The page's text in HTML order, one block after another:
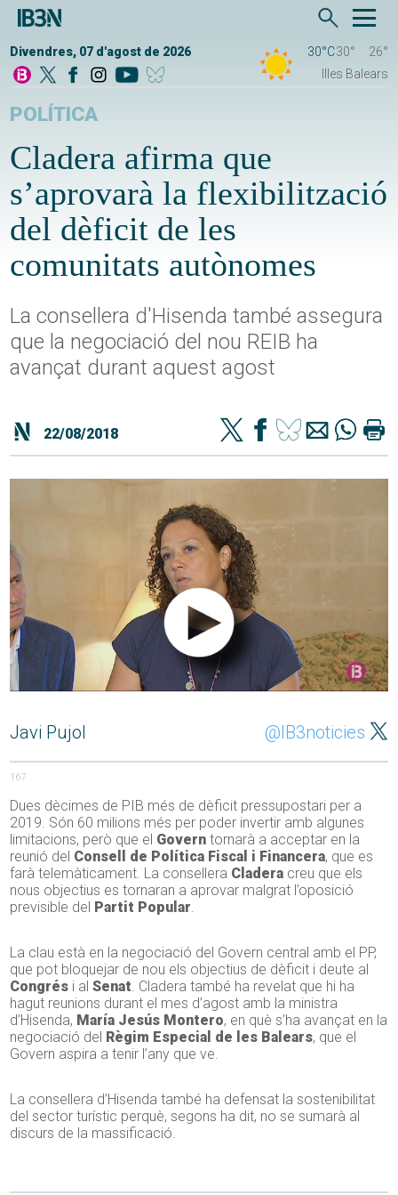
Divendres, 07 d'agost de 2026 30°C30°
26°
Illes Balears
POLÍTICA
Cladera afirma que
s’aprovarà la flexibilització
del dèficit de les
comunitats autònomes
La consellera d'Hisenda també assegura
que la negociació del nou REIB ha
avançat durant aquest agost
22/08/2018
Javi Pujol @IB3noticies
167
Dues dècimes de PIB més de dèficit pressupostari per a
2019. Són 60 milions més per poder invertir amb algunes
limitacions, però que el Govern tornarà a acceptar en la
reunió del Consell de Política Fiscal i Financera, que es
farà telemàticament. La consellera Cladera creu que els
nous objectius es tornaran a aprovar malgrat l’oposició
previsible del Partit Popular.
La clau està en la negociació del Govern central amb el PP,
que pot bloquejar de nou els objectius de dèficit i deute al
Congrés i alSenat. Cladera també ha revelat que hi ha
hagut reunions durant el mes d’agost amb la ministra
d’Hisenda, María Jesús Montero, en què s’ha avançat en la
negociació del Règim Especial de les Balears, que el
Govern aspira a tenir l’any que ve.
La consellera d’Hisenda també ha defensat la sostenibilitat
del sector turístic perquè, segons ha dit, no se sumarà al
discurs de la massificació.